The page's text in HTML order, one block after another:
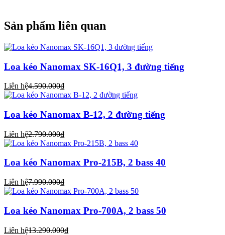
Sản phẩm liên quan
Loa kéo Nanomax SK-16Q1, 3 đường tiếng
Liên hệ4.590.000₫
Loa kéo Nanomax B-12, 2 đường tiếng
Liên hệ2.790.000₫
Loa kéo Nanomax Pro-215B, 2 bass 40
Liên hệ7.990.000₫
Loa kéo Nanomax Pro-700A, 2 bass 50
Liên hệ13.290.000₫